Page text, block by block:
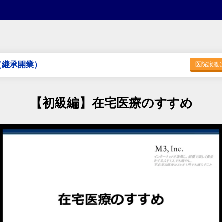
承開業） 医院譲渡
【初級編】在宅医療のすすめ